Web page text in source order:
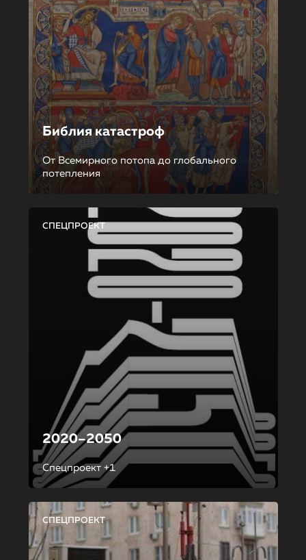
Библия катастроф
От Всемирного потопа до глобального
потепления
СПЕЦПРОЕКТ
2020–2050
Спецпроект +1
СПЕЦПРОЕКТ